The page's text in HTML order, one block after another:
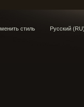
стиль Русский